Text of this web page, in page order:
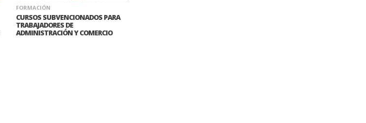
FORMACIÓN
CURSOS SUBVENCIONADOS PARA
TRABAJADORES DE
ADMINISTRACIÓN Y COMERCIO